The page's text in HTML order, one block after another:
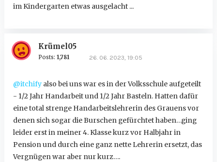
im Kindergarten etwas ausgelacht ...
Krümel05
Posts: 1,781 26. 06. 2023, 19:05
@itchifyalso bei uns war es in der Volksschule aufgeteilt
- 1/2 Jahr Handarbeit und 1/2 Jahr Basteln. Hatten dafür
eine total strenge Handarbeitslehrerin des Grauens vor
denen sich sogar die Burschen gefürchtet haben…ging
leider erst in meiner 4. Klasse kurz vor Halbjahr in
Pension und durch eine ganz nette Lehrerin ersetzt, das
Vergnügen war aber nur kurz….